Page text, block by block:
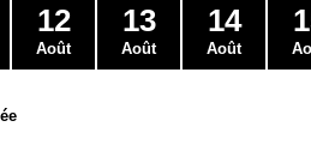
12
Août
13
Août
14
Août